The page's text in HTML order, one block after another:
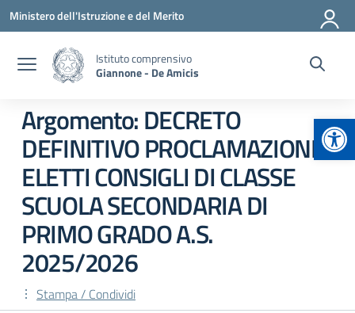
Vai ai contenuti
Vai al menu di navigazione
Vai al footer
Ministero dell'Istruzione e del Merito
Istituto comprensivo
Giannone - De Amicis
Argomento: DECRETO
DEFINITIVO PROCLAMAZIONE
ELETTI CONSIGLI DI CLASSE
SCUOLA SECONDARIA DI
PRIMO GRADO A.S.
2025/2026
Stampa / Condividi